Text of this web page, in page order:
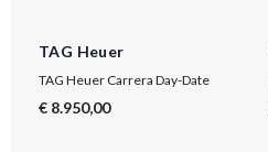
TAG Heuer
TAG Heuer Carrera Day-Date
€ 8.950,00